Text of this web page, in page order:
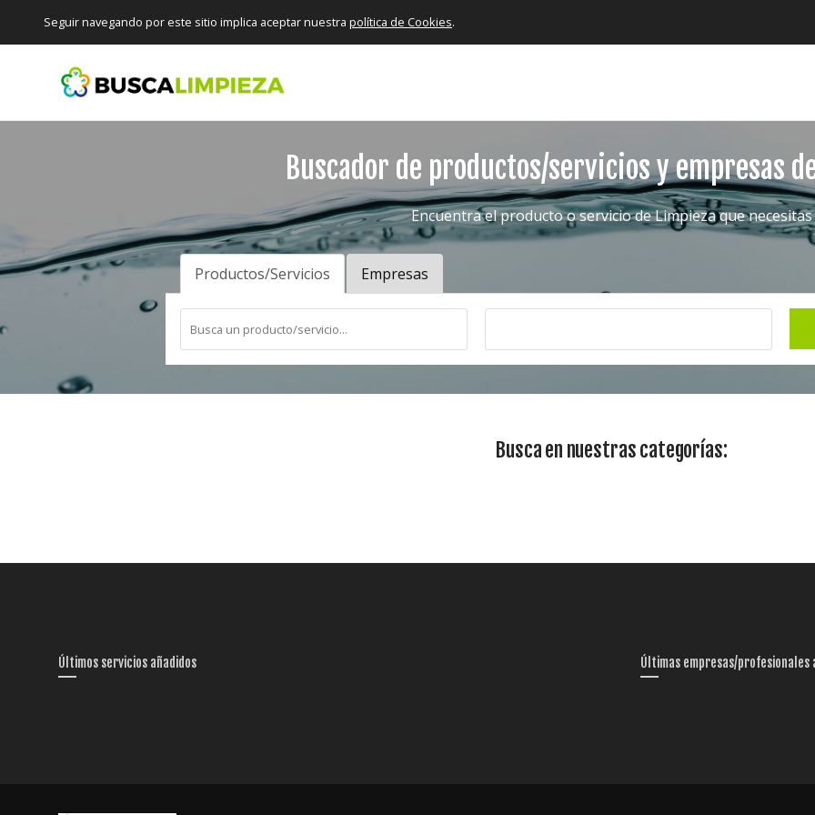
Seguir navegando por este sitio implica aceptar nuestra política de Cookies.
Buscador de productos/servicios y empresas
Encuentra el producto o servicio de Limpieza que necesitas
Productos/Servicios Empresas
Busca en nuestras categorías:
Últimos servicios añadidos Últimas empresas/profesionales